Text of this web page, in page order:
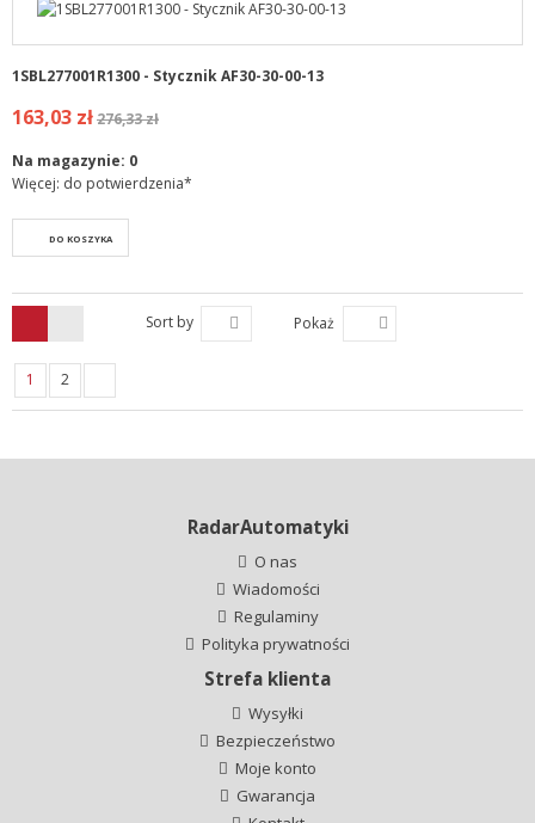
1SBL277001R1300 - Stycznik AF30-30-00-13
163,03 zł276,33 zł
Na magazynie: 0
Więcej: do potwierdzenia*
DO KOSZYKA
Sort by Pokaż
1 2
RadarAutomatyki
O nas
Wiadomości
Regulaminy
Polityka prywatności
Strefa klienta
Wysyłki
Bezpieczeństwo
Moje konto
Gwarancja